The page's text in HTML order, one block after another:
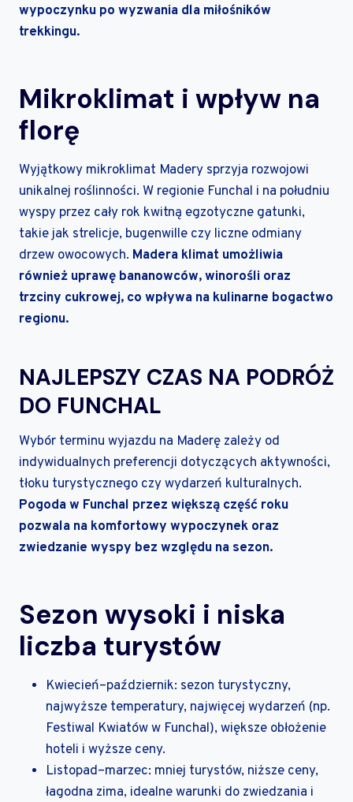
wypoczynku po wyzwania dla miłośników
trekkingu.
Mikroklimat i wpływ na
florę
Wyjątkowy mikroklimat Madery sprzyja rozwojowi
unikalnej roślinności. W regionie Funchal i na południu
wyspy przez cały rok kwitną egzotyczne gatunki,
takie jak strelicje, bugenwille czy liczne odmiany
drzew owocowych. Madera klimat umożliwia
również uprawę bananowców, winorośli oraz
trzciny cukrowej, co wpływa na kulinarne bogactwo
regionu.
NAJLEPSZY CZAS NA PODRÓŻ
DO FUNCHAL
Wybór terminu wyjazdu na Maderę zależy od
indywidualnych preferencji dotyczących aktywności,
tłoku turystycznego czy wydarzeń kulturalnych.
Pogoda w Funchal przez większą część roku
pozwala na komfortowy wypoczynek oraz
zwiedzanie wyspy bez względu na sezon.
Sezon wysoki i niska
liczba turystów
Kwiecień–październik: sezon turystyczny,
najwyższe temperatury, najwięcej wydarzeń (np.
Festiwal Kwiatów w Funchal), większe obłożenie
hoteli i wyższe ceny.
Listopad–marzec: mniej turystów, niższe ceny,
łagodna zima, idealne warunki do zwiedzania i